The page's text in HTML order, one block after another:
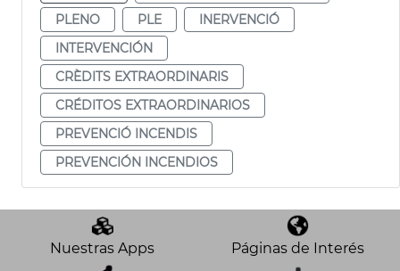
PLENO
PLE
INERVENCIÓ
INTERVENCIÓN
CRÈDITS EXTRAORDINARIS
CRÉDITOS EXTRAORDINARIOS
PREVENCIÓ INCENDIS
PREVENCIÓN INCENDIOS
Nuestras Apps Páginas de Interés